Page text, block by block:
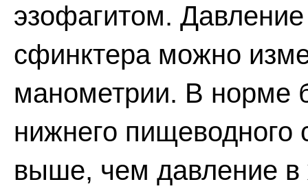
эзофагитом.
сфинктера можно
манометрии. В норме
нижнего пищеводного
выше, чем давление в